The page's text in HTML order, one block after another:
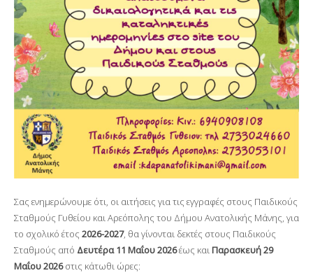
Σας ενημερώνουμε ότι, οι αιτήσεις για τις εγγραφές στους Παιδικούς
Σταθμούς Γυθείου και Αρεόπολης του Δήμου Ανατολικής Μάνης, για
το σχολικό έτος 2026-2027, θα γίνονται δεκτές στους Παιδικούς
Σταθμούς από Δευτέρα 11 Μαΐου 2026έως καιΠαρασκευή 29
Μαΐου 2026στις κάτωθι ώρες: